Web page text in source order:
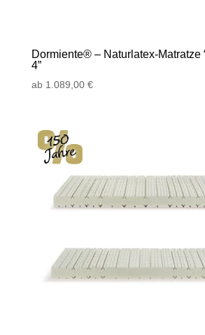
Dormiente® – Naturlatex-Matratze
4”
ab 1.089,00 €